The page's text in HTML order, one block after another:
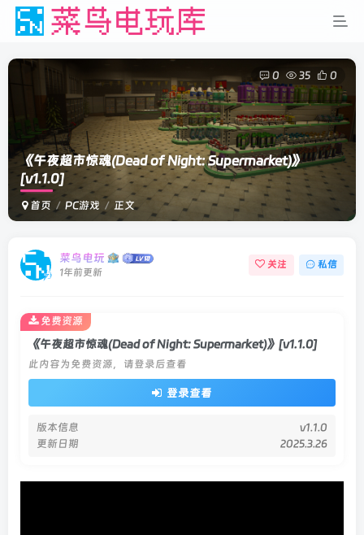
《午夜超市惊魂(Dead of Night: Supermarket)》
[v1.1.0]
首页 PC游戏 正文
0 35 0
菜鸟电玩
1年前更新
关注 私信
《午夜超市惊魂(Dead of Night: Supermarket)》[v1.1.0]
此内容为免费资源，请登录后查看
登录查看
版本信息
v1.1.0
更新日期
2025.3.26
免费资源